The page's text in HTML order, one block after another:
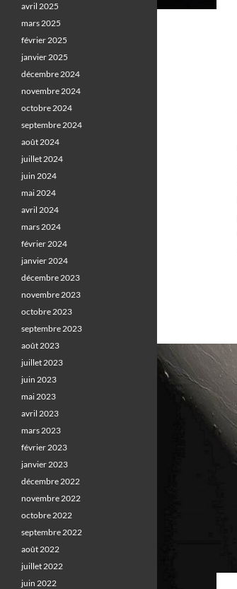
avril 2025
mars 2025
février 2025
janvier 2025
décembre 2024
novembre 2024
octobre 2024
septembre 2024
août 2024
juillet 2024
juin 2024
mai 2024
avril 2024
mars 2024
février 2024
janvier 2024
décembre 2023
novembre 2023
octobre 2023
septembre 2023
août 2023
juillet 2023
juin 2023
mai 2023
avril 2023
mars 2023
février 2023
janvier 2023
décembre 2022
novembre 2022
octobre 2022
septembre 2022
août 2022
juillet 2022
juin 2022